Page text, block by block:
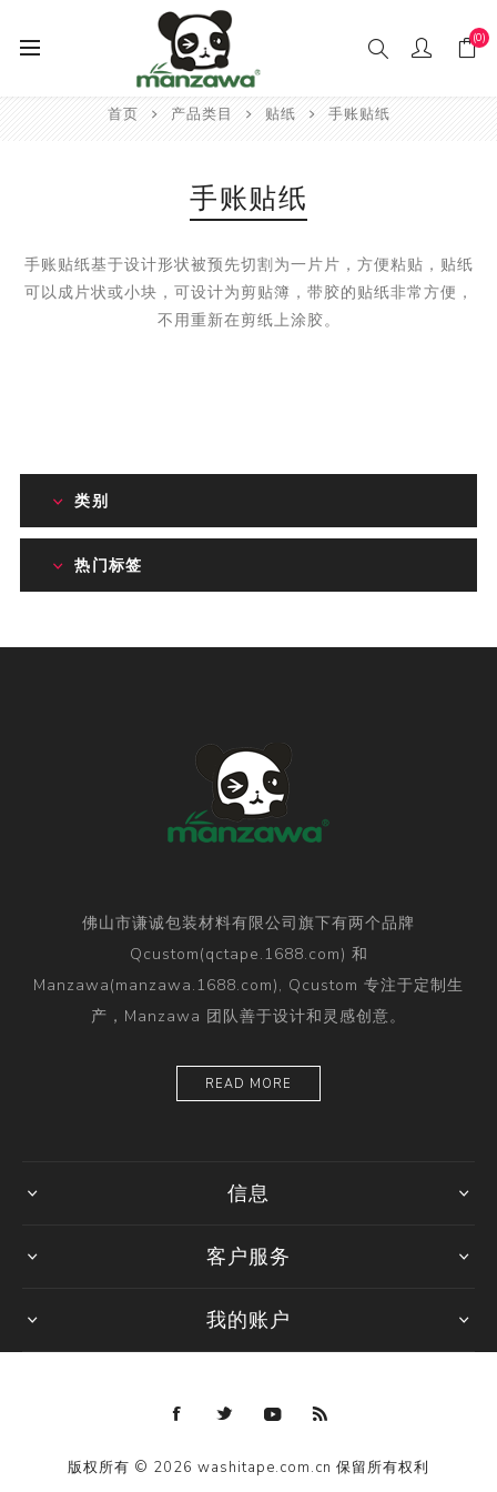
(0)
首页 产品类目 贴纸 手账贴纸
手账贴纸
手账贴纸基于设计形状被预先切割为一片片，方便粘贴，贴纸
可以成片状或小块，可设计为剪贴簿，带胶的贴纸非常方便，
不用重新在剪纸上涂胶。
类别
热门标签
佛山市谦诚包装材料有限公司旗下有两个品牌
Qcustom(qctape.1688.com) 和
Manzawa(manzawa.1688.com), Qcustom 专注于定制生
产，Manzawa 团队善于设计和灵感创意。
READ MORE
信息
客户服务
我的账户
版权所有 © 2026 washitape.com.cn 保留所有权利